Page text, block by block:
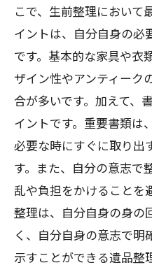
こで、生前整理において
イントは、自分自身の必
です。基本的な家具や衣
ザイン性やアンティーク
合が多いです。加えて、
イントです。重要書類は
必要な時にすぐに取り出
す。また、自分の意志で
乱や負担をかけることを
整理は、自分自身の身の
く、自分自身の意志で明
示すことができる遺品整